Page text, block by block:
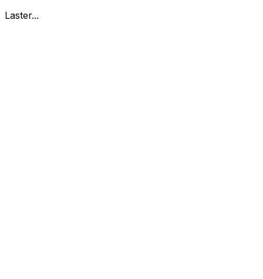
Laster...